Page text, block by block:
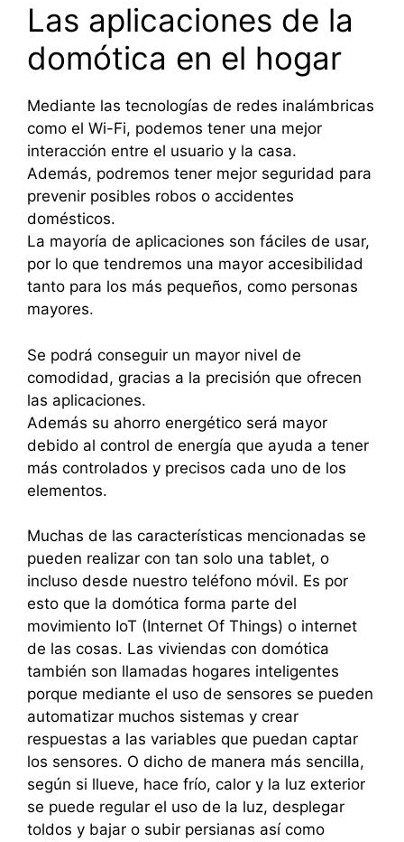
Las aplicaciones de la
domótica en el hogar
Mediante las tecnologías de redes inalámbricas
como el Wi-Fi, podemos tener una mejor
interacción entre el usuario y la casa.
Además, podremos tener mejor seguridad para
prevenir posibles robos o accidentes
domésticos.
La mayoría de aplicaciones son fáciles de usar,
por lo que tendremos una mayor accesibilidad
tanto para los más pequeños, como personas
mayores.
Se podrá conseguir un mayor nivel de
comodidad, gracias a la precisión que ofrecen
las aplicaciones.
Además su ahorro energético será mayor
debido al control de energía que ayuda a tener
más controlados y precisos cada uno de los
elementos.
Muchas de las características mencionadas se
pueden realizar con tan solo una tablet, o
incluso desde nuestro teléfono móvil. Es por
esto que la domótica forma parte del
movimiento IoT (Internet Of Things) o internet
de las cosas. Las viviendas con domótica
también son llamadas hogares inteligentes
porque mediante el uso de sensores se pueden
automatizar muchos sistemas y crear
respuestas a las variables que puedan captar
los sensores. O dicho de manera más sencilla,
según si llueve, hace frío, calor y la luz exterior
se puede regular el uso de la luz, desplegar
toldos y bajar o subir persianas así como